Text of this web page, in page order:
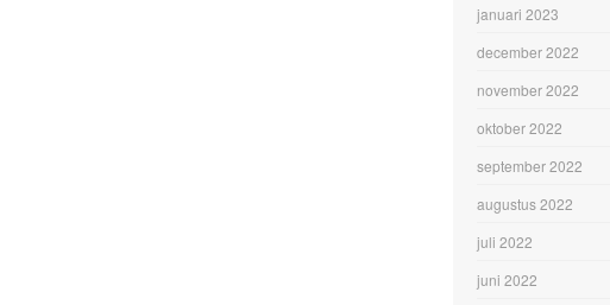
januari 2023
december 2022
november 2022
oktober 2022
september 2022
augustus 2022
juli 2022
juni 2022